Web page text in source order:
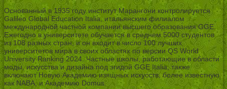
Основанный в 1935 году институт Марангони контролируется
Galileo Global Education Italia, итальянским филиалом
международной частной компании высшего образования GGE.
Ежегодно в университете обучается в среднем 5000 студентов
из 108 разных стран, и он входит в число 100 лучших
университетов мира в своих областях по версии QS World
University Ranking 2024. Частные школы, работающие в области
моды, искусства и дизайна под эгидой GGE Italia, также
включают Новую Академию изящных искусств, более известную
как NABA, и Академию Domus.